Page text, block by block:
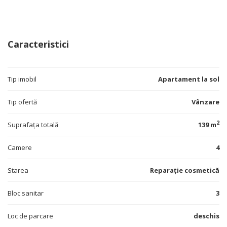
Caracteristici
Tip imobil Apartament la sol
Tip ofertă Vânzare
Suprafața totală 139 m2
Camere 4
Starea Reparație cosmetică
Bloc sanitar 3
Loc de parcare deschis